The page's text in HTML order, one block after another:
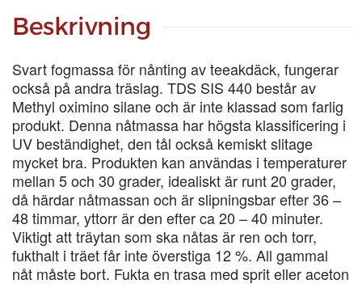
305
ML
Beskrivning
Svart fogmassa för nånting av teeakdäck, fungerar
också på andra träslag. TDS SIS 440 består av
Methyl oximino silane och är inte klassad som farlig
produkt. Denna nåtmassa har högsta klassificering i
UV beständighet, den tål också kemiskt slitage
mycket bra. Produkten kan användas i temperaturer
mellan 5 och 30 grader, idealiskt är runt 20 grader,
då härdar nåtmassan och är slipningsbar efter 36 –
48 timmar, yttorr är den efter ca 20 – 40 minuter.
Viktigt att träytan som ska nåtas är ren och torr,
fukthalt i träet får inte överstiga 12 %. All gammal
nåt måste bort. Fukta en trasa med sprit eller aceton